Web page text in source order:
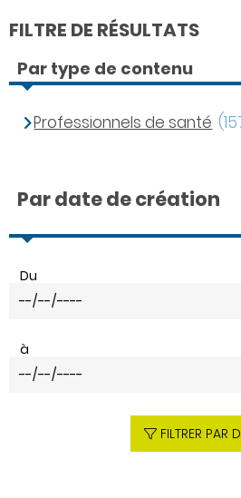
FILTRE DE RÉSULTATS
Par type de contenu
Professionnels de santé
Par date de création
Du
à
FILTRER PAR